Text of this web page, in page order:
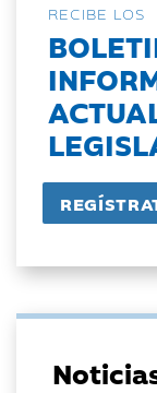
RECIBE LOS